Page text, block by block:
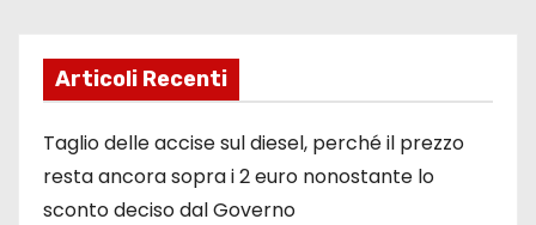
Articoli Recenti
Taglio delle accise sul diesel, perché il prezzo
resta ancora sopra i 2 euro nonostante lo
sconto deciso dal Governo